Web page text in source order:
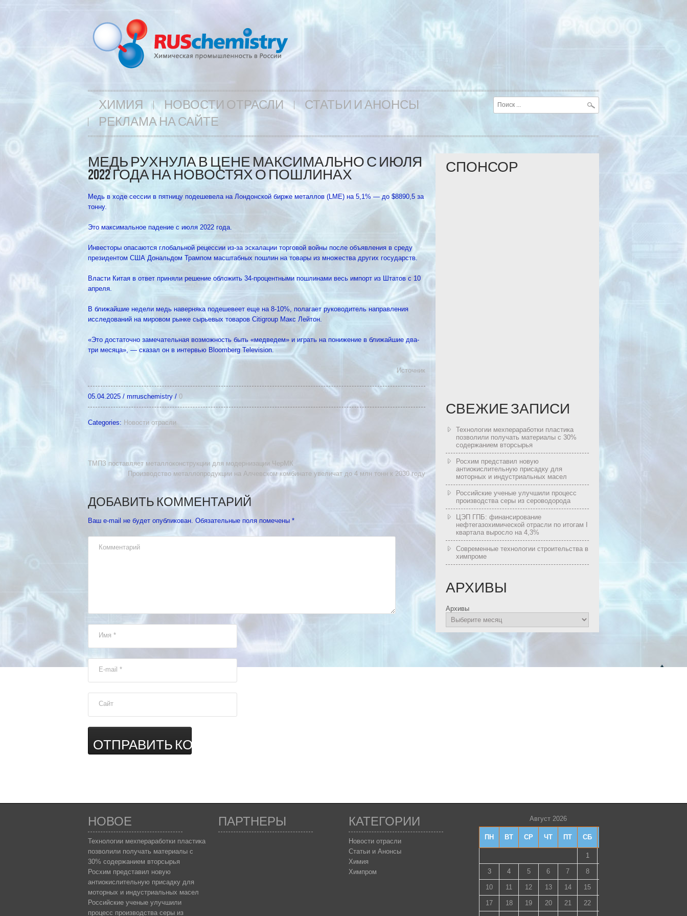
ХИМИЯ НОВОСТИ ОТРАСЛИ
СТАТЬИ И АНОНСЫ
РЕКЛАМА НА САЙТЕ
МЕДЬ РУХНУЛА В ЦЕНЕ МАКСИМАЛЬНО С ИЮЛЯ
2022 ГОДА НА НОВОСТЯХ О ПОШЛИНАХ
Медь в ходе сессии в пятницу подешевела на Лондонской бирже металлов (LME) на 5,1% — до $8890,5 за
тонну.
Это максимальное падение с июля 2022 года.
Инвесторы опасаются глобальной рецессии из-за эскалации торговой войны после объявления в среду
президентом США Дональдом Трампом масштабных пошлин на товары из множества других государств.
Власти Китая в ответ приняли решение обложить 34-процентными пошлинами весь импорт из Штатов с 10
апреля.
В ближайшие недели медь наверняка подешевеет еще на 8-10%, полагает руководитель направления
исследований на мировом рынке сырьевых товаров Citigroup Макс Лейтон.
«Это достаточно замечательная возможность быть «медведем» и играть на понижение в ближайшие два-
три месяца», — сказал он в интервью Bloomberg Television.
Источник
05.04.2025 / mrruschemistry / 0
Categories: Новости отрасли
ТМПЗ поставляет металлоконструкции для модернизации ЧерМК
Производство металлопродукции на Алчевском комбинате увеличат до 4 млн тонн к 2030 году
ДОБАВИТЬ КОММЕНТАРИЙ
Ваш e-mail не будет опубликован. Обязательные поля помечены *
Комментарий
Имя *
E-mail *
Сайт
СПОНСОР
СВЕЖИЕ ЗАПИСИ
Технологии мехпераработки пластика
позволили получать материалы с 30%
содержанием вторсырья
Росхим представил новую
антиокислительную присадку для
моторных и индустриальных масел
Российские ученые улучшили процесс
производства серы из сероводорода
ЦЭП ГПБ: финансирование
нефтегазохимической отрасли по итогам I
квартала выросло на 4,3%
Современные технологии строительства в
химпроме
АРХИВЫ
Архивы
НОВОЕ
Технологии мехпераработки пластика
позволили получать материалы с
30% содержанием вторсырья
Росхим представил новую
антиокислительную присадку для
моторных и индустриальных масел
Российские ученые улучшили
процесс производства серы из
ПАРТНЕРЫ КАТЕГОРИИ
Новости отрасли
Статьи и Анонсы
Химия
Химпром
Август 2026
ПН ВТ СР ЧТ ПТ СБ
1
3 4 5 6 7 8
10 11 12 13 14 15
17 18 19 20 21 22